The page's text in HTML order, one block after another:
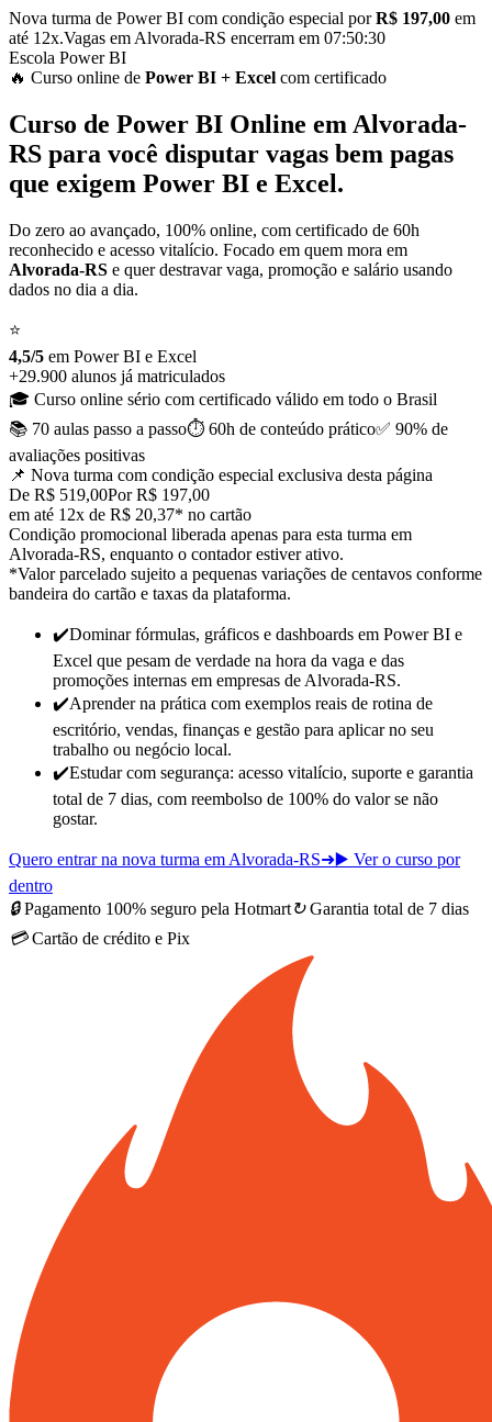
Nova turma de Power BI com condição especial porR$ 197,00 em
até 12x.Vagas em Alvorada-RS encerram em 07:50:29
Escola Power BI
🔥 Curso online de Power BI + Excel com certificado
Curso de Power BI Online em Alvorada-
RS para você disputar vagas bem pagas
que exigem Power BI e Excel.
Do zero ao avançado, 100% online, com certificado de 60h
reconhecido e acesso vitalício. Focado em quem mora em
Alvorada-RS e quer destravar vaga, promoção e salário usando
dados no dia a dia.
⭐
4,5/5 em Power BI e Excel
+29.900 alunos já matriculados
🎓 Curso online sério com certificado válido em todo o Brasil
📚 70 aulas passo a passo⏱️ 60h de conteúdo prático✅ 90% de
avaliações positivas
📌 Nova turma com condição especial exclusiva desta página
De R$ 519,00Por R$ 197,00
em até 12x de R$ 20,37* no cartão
Condição promocional liberada apenas para esta turma em
Alvorada-RS, enquanto o contador estiver ativo.
*Valor parcelado sujeito a pequenas variações de centavos conforme
bandeira do cartão e taxas da plataforma.
✔️Dominar fórmulas, gráficos e dashboards em Power BI e
Excel que pesam de verdade na hora da vaga e das
promoções internas em empresas de Alvorada-RS.
✔️Aprender na prática com exemplos reais de rotina de
escritório, vendas, finanças e gestão para aplicar no seu
trabalho ou negócio local.
✔️Estudar com segurança: acesso vitalício, suporte e garantia
total de 7 dias, com reembolso de 100% do valor se não
gostar.
Quero entrar na nova turma em Alvorada-RS➜▶️ Ver o curso por
dentro
🔒Pagamento 100% seguro pela Hotmart↻Garantia total de 7 dias
💳Cartão de crédito e Pix